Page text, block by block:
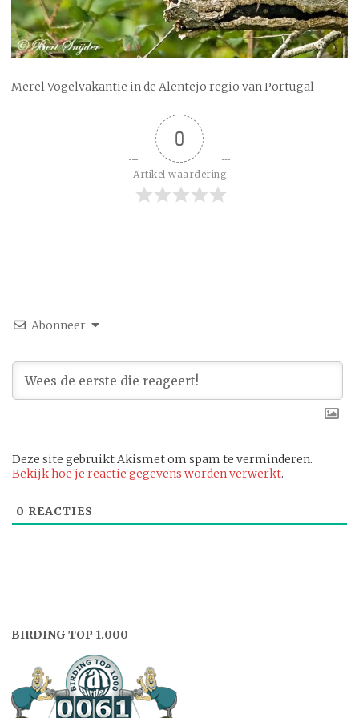
Merel Vogelvakantie in de Alentejo regio van Portugal
0
Artikel waardering
Abonneer
Deze site gebruikt Akismet om spam te verminderen.
Bekijk hoe je reactie gegevens worden verwerkt.
0 REACTIES
BIRDING TOP 1.000